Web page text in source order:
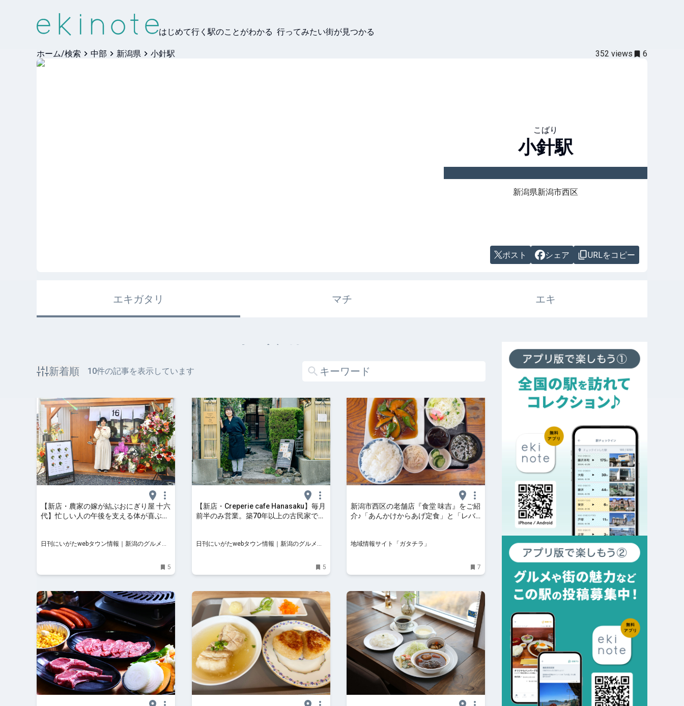
はじめて行く駅のことがわかる 行ってみたい街が見つかる
ホーム/検索 中部 新潟県 小針駅 352 views 6
こばり
小針駅
新潟県新潟市西区
ポスト シェア URLをコピー
エキガタリ マチ エキ
エキガタリ
新着順 10件の記事を表示しています
【新店・農家の嫁が結ぶおにぎり屋 十六
代】忙しい人の午後を支える体が喜ぶお
日刊にいがたwebタウン情報｜新潟のグルメ・
5
【新店・Creperie cafe Hanasaku】毎月
前半のみ営業。築70年以上の古民家でガ
日刊にいがたwebタウン情報｜新潟のグルメ・
5
新潟市西区の老舗店『食堂 味吉』をご紹
介♪「あんかけからあげ定食」と「レバ
地域情報サイト「ガタチラ」
地域情報サイト「ガタチラ」
7